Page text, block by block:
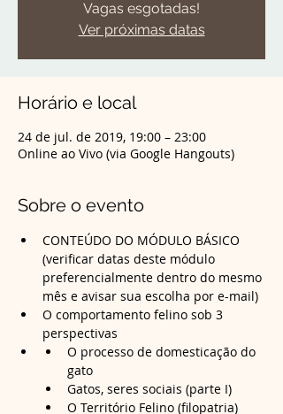
Vagas esgotadas!
Ver próximas datas
Horário e local
24 de jul. de 2019, 19:00 – 23:00
Online ao Vivo (via Google Hangouts)
Sobre o evento
CONTEÚDO DO MÓDULO BÁSICO
(verificar datas deste módulo
preferencialmente dentro do mesmo
mês e avisar sua escolha por e-mail)
O comportamento felino sob 3
O processo de domesticação do